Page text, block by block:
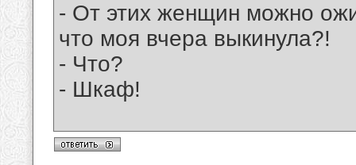
- От этих женщин можно
что моя вчера выкинула?!
- Что?
- Шкаф!